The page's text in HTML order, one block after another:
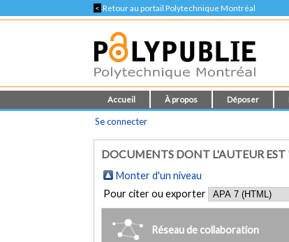
< Retour au portail Polytechnique Montréal
Accueil À propos Déposer
Se connecter
DOCUMENTS DONT L'AUTEUR
Monter d'un niveau
Pour citer ou exporter
Réseau de collaboration